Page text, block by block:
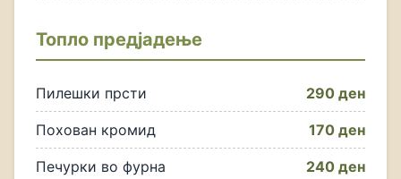
Топло предјадење
Пилешки прсти 290 ден
Похован кромид 170 ден
Печурки во фурна 240 ден